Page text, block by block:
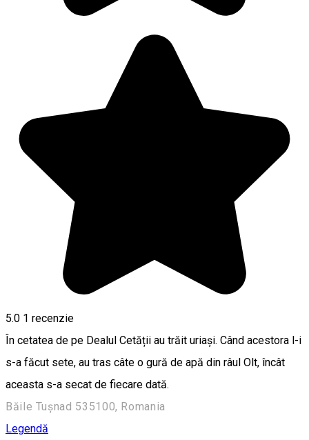
5.0 1 recenzie
În cetatea de pe Dealul Cetății au trăit uriași. Când acestora l-i
s-a făcut sete, au tras câte o gură de apă din râul Olt, încât
aceasta s-a secat de fiecare dată.
Băile Tușnad 535100, Romania
Legendă